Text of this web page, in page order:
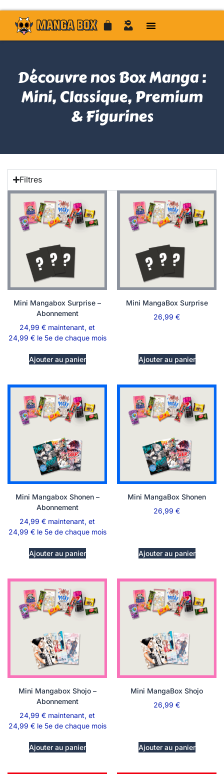
Découvre nos Box Manga :
Mini, Classique, Premium
&Figurines
Filtres
Mini Mangabox Surprise –
Abonnement
24,99 € maintenant, et
24,99 € le 5e de chaque mois
Ajouter au panier
Mini MangaBox Surprise
26,99 €
Ajouter au panier
Mini Mangabox Shonen –
Abonnement
24,99 € maintenant, et
24,99 € le 5e de chaque mois
Ajouter au panier
Mini MangaBox Shonen
26,99 €
Ajouter au panier
Mini Mangabox Shojo –
Abonnement
24,99 € maintenant, et
24,99 € le 5e de chaque mois
Ajouter au panier
Mini MangaBox Shojo
26,99 €
Ajouter au panier